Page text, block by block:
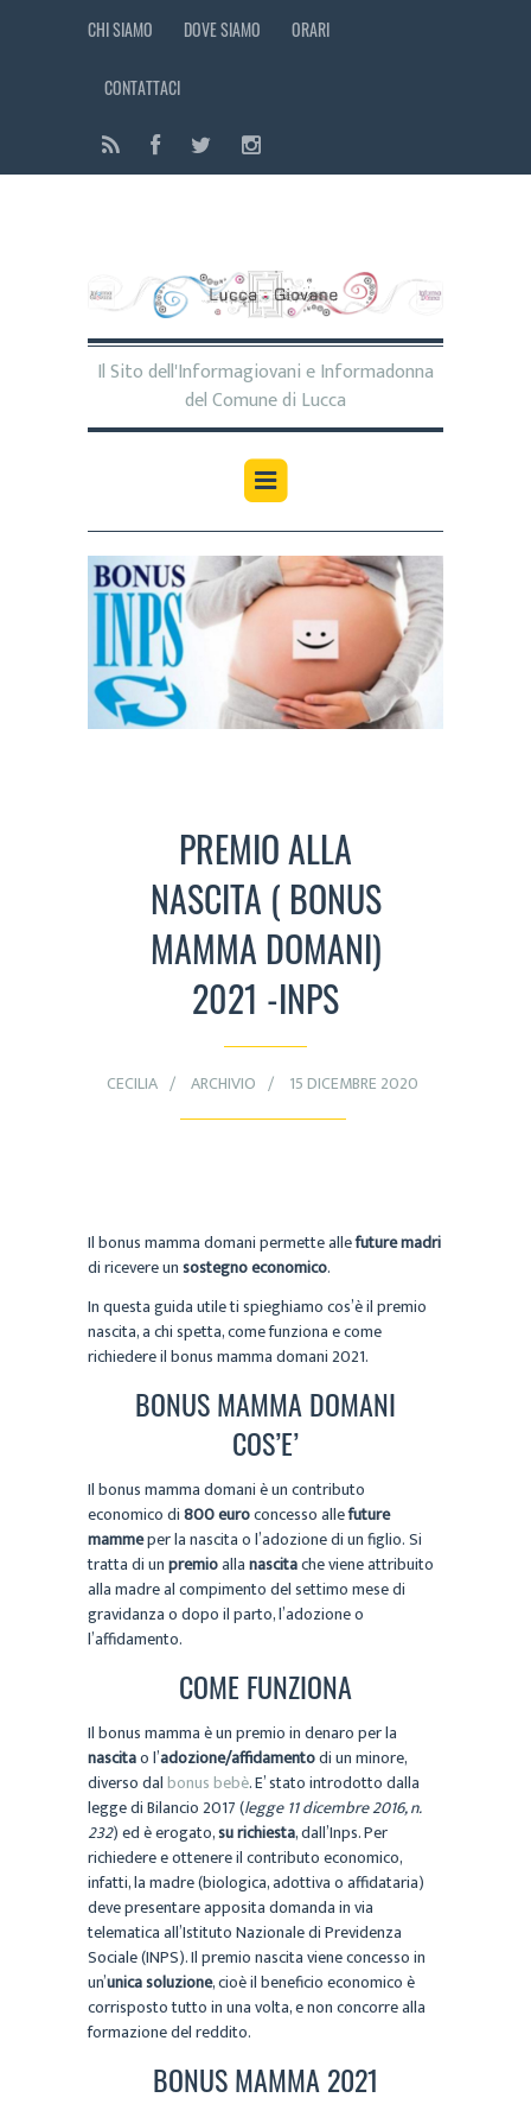
CHI SIAMO DOVE SIAMO ORARI
CONTATTACI
Il Sito dell'Informagiovani e Informadonna
del Comune di Lucca
PREMIO ALLA
NASCITA ( BONUS
MAMMA DOMANI)
2021 -INPS
CECILIA ARCHIVIO 15 DICEMBRE 2020
Il bonus mamma domani permette allefuture madri
di ricevere unsostegno economico.
In questa guida utile ti spieghiamo cos’è il premio
nascita, a chi spetta, come funziona e come
richiedere il bonus mamma domani 2021.
BONUS MAMMA DOMANI
COS’E’
Il bonus mamma domani è un contributo
economico di800 euroconcesso allefuture
mammeper la nascita o l’adozione di un figlio. Si
tratta di unpremioallanascitache viene attribuito
alla madre al compimento del settimo mese di
gravidanza o dopo il parto, l’adozione o
l’affidamento.
COME FUNZIONA
Il bonus mamma è un premio in denaro per la
nascitao l’adozione/affidamentodi un minore,
diverso dalbonus bebè. E’ stato introdotto dalla
legge di Bilancio 2017 (legge 11 dicembre 2016, n.
232) ed è erogato,su richiesta, dall’Inps. Per
richiedere e ottenere il contributo economico,
infatti, la madre (biologica, adottiva o affidataria)
deve presentare apposita domanda in via
telematica all’Istituto Nazionale di Previdenza
Sociale (INPS). Il premio nascita viene concesso in
un’unica soluzione, cioè il beneficio economico è
corrisposto tutto in una volta, e non concorre alla
formazione del reddito.
BONUS MAMMA 2021